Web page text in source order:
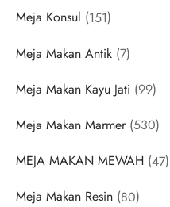
Meja Konsul 151151
Meja Makan Antik 77
Meja Makan Kayu Jati 9999
Meja Makan Marmer 530530
MEJA MAKAN MEWAH 4747
Meja Makan Resin 8080